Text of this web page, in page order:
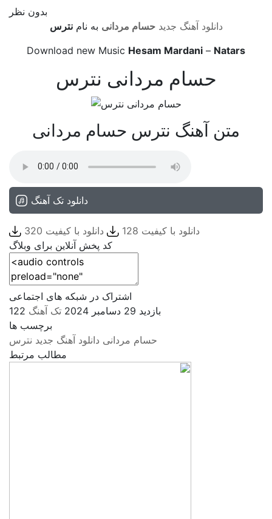
بدون نظر
دانلود آهنگ جدید حسام مردانی به نامنترس
Download new Music Hesam Mardani – Natars
حسام مردانی نترس
متن آهنگ نترس حسام مردانی
دانلود تک آهنگ
دانلود با کیفیت 128
دانلود با کیفیت 320
کد پخش آنلاین برای وبلاگ
اشتراک در شبکه های اجتماعی
122 بازدید 29 دسامبر 2024
تک آهنگ
برچسب ها
حسام مردانی دانلود آهنگ جدید نترس
مطالب مرتبط